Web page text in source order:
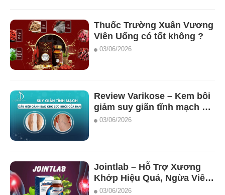
Thuốc Trường Xuân Vương
Viên Uống có tốt không ?
03/06/2026
Review Varikose – Kem bôi
giảm suy giãn tĩnh mạch có
tốt không ?
03/06/2026
Jointlab – Hỗ Trợ Xương
Khớp Hiệu Quả, Ngừa Viêm
Sưng Khớp có tốt không ?
03/06/2026